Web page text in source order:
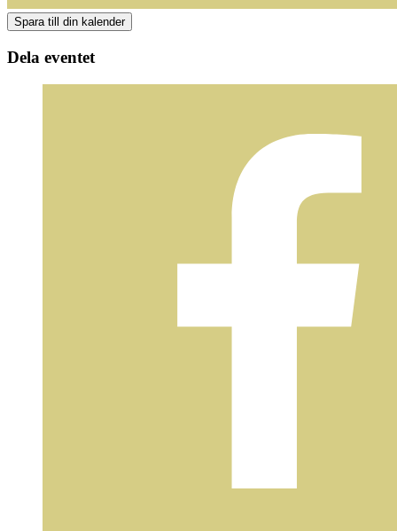
Dela eventet